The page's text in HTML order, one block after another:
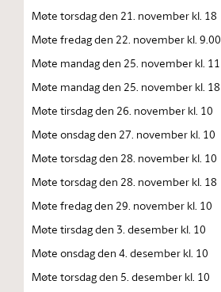
Møte torsdag den 21. november kl. 18
Møte fredag den 22. november kl. 9.00
Møte mandag den 25. november kl. 11
Møte mandag den 25. november kl. 18
Møte tirsdag den 26. november kl. 10
Møte onsdag den 27. november kl. 10
Møte torsdag den 28. november kl. 10
Møte torsdag den 28. november kl. 18
Møte fredag den 29. november kl. 10
Møte tirsdag den 3. desember kl. 10
Møte onsdag den 4. desember kl. 10
Møte torsdag den 5. desember kl. 10